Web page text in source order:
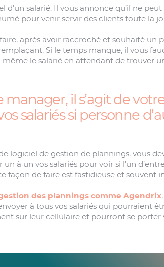
d’un salarié. Il vous annonce qu’il ne
pour venir servir des clients toute la
après avoir raccroché et souhaité un
Si le temps manque, il vous
le salarié en attendant de trouver
manager, il s’agit de
salariés si personne
de logiciel de gestion de plannings, vous
à un vos salariés pour voir si l’un
façon de faire est fastidieuse et souvent
des plannings comme Agendrix
à tous vos salariés qui pourraient
sur leur cellulaire et pourront se porter